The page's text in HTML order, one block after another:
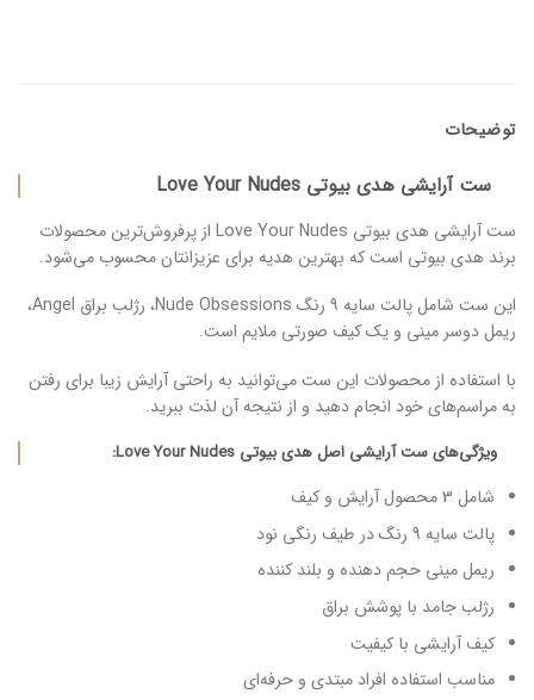
توضیحات
ست آرایشی هدی بیوتی Love Your Nudes
ست آرایشی هدی بیوتی Love Your Nudes از پرفروش‌ترین محصولات
برند هدی بیوتی است که بهترین هدیه برای عزیزانتان محسوب می‌شود.
این ست شامل پالت سایه 9 رنگ Nude Obsessions، رژلب براق Angel،
ریمل دوسر مینی و یک کیف صورتی ملایم است.
با استفاده از محصولات این ست می‌توانید به راحتی آرایش زیبا برای رفتن
به مراسم‌های خود انجام دهید و از نتیجه آن لذت ببرید.
ویژگی‌های ست آرایشی اصل هدی بیوتی Love Your Nudes:
شامل 3 محصول آرایش و کیف
پالت سایه 9 رنگ در طیف رنگی نود
ریمل مینی حجم دهنده و بلند کننده
رژلب جامد با پوشش براق
کیف آرایشی با کیفیت
مناسب استفاده افراد مبتدی و حرفه‌ای